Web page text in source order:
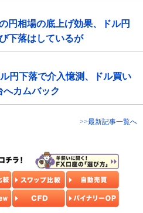
円相場の底上げ効果、ドル円
下落はしているが
円下落で介入憶測、ドル買い
へカムバック
>>最新記事一覧へ